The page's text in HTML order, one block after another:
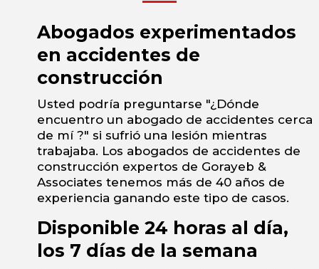
Abogados experimentados
en accidentes de
construcción
Usted podría preguntarse "¿Dónde
encuentro un abogado de accidentes cerca
de mí ?" si sufrió una lesión mientras
trabajaba. Los abogados de accidentes de
construcción expertos de Gorayeb &
Associates tenemos más de 40 años de
experiencia ganando este tipo de casos.
Disponible 24 horas al día,
los 7 días de la semana